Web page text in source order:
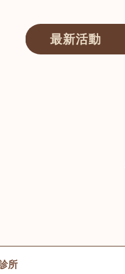
最新活動
所